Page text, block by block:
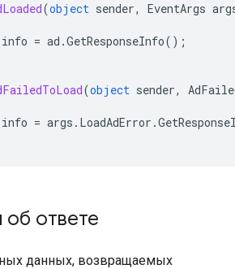
(object sender, EventArgs
info = ad .GetResponseInfo();
(object sender,
info = args . LoadAdError .
ответе
данных, возвращаемых